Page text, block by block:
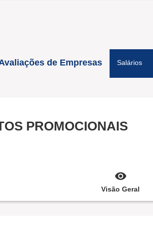
de Empresas Salários
PROMOCIONAIS
Visão Geral